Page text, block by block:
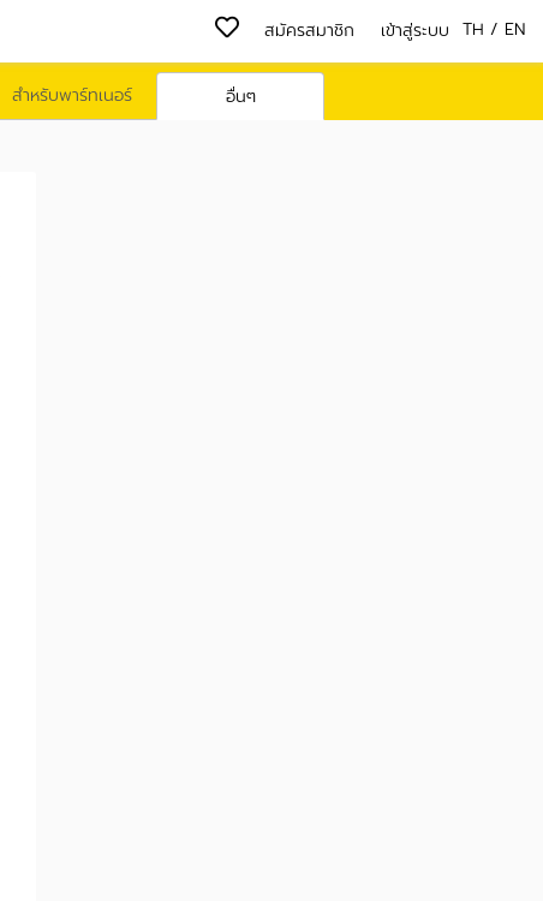
TH / EN
สมัครสมาชิก เข้าสู่ระบบ
สำหรับพาร์ทเนอร์ อื่นๆ